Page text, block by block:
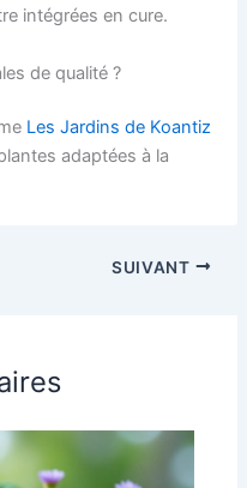
intégrées en cure.
de qualité ?
Les Jardins de Koantiz
adaptées à la
SUIVANT